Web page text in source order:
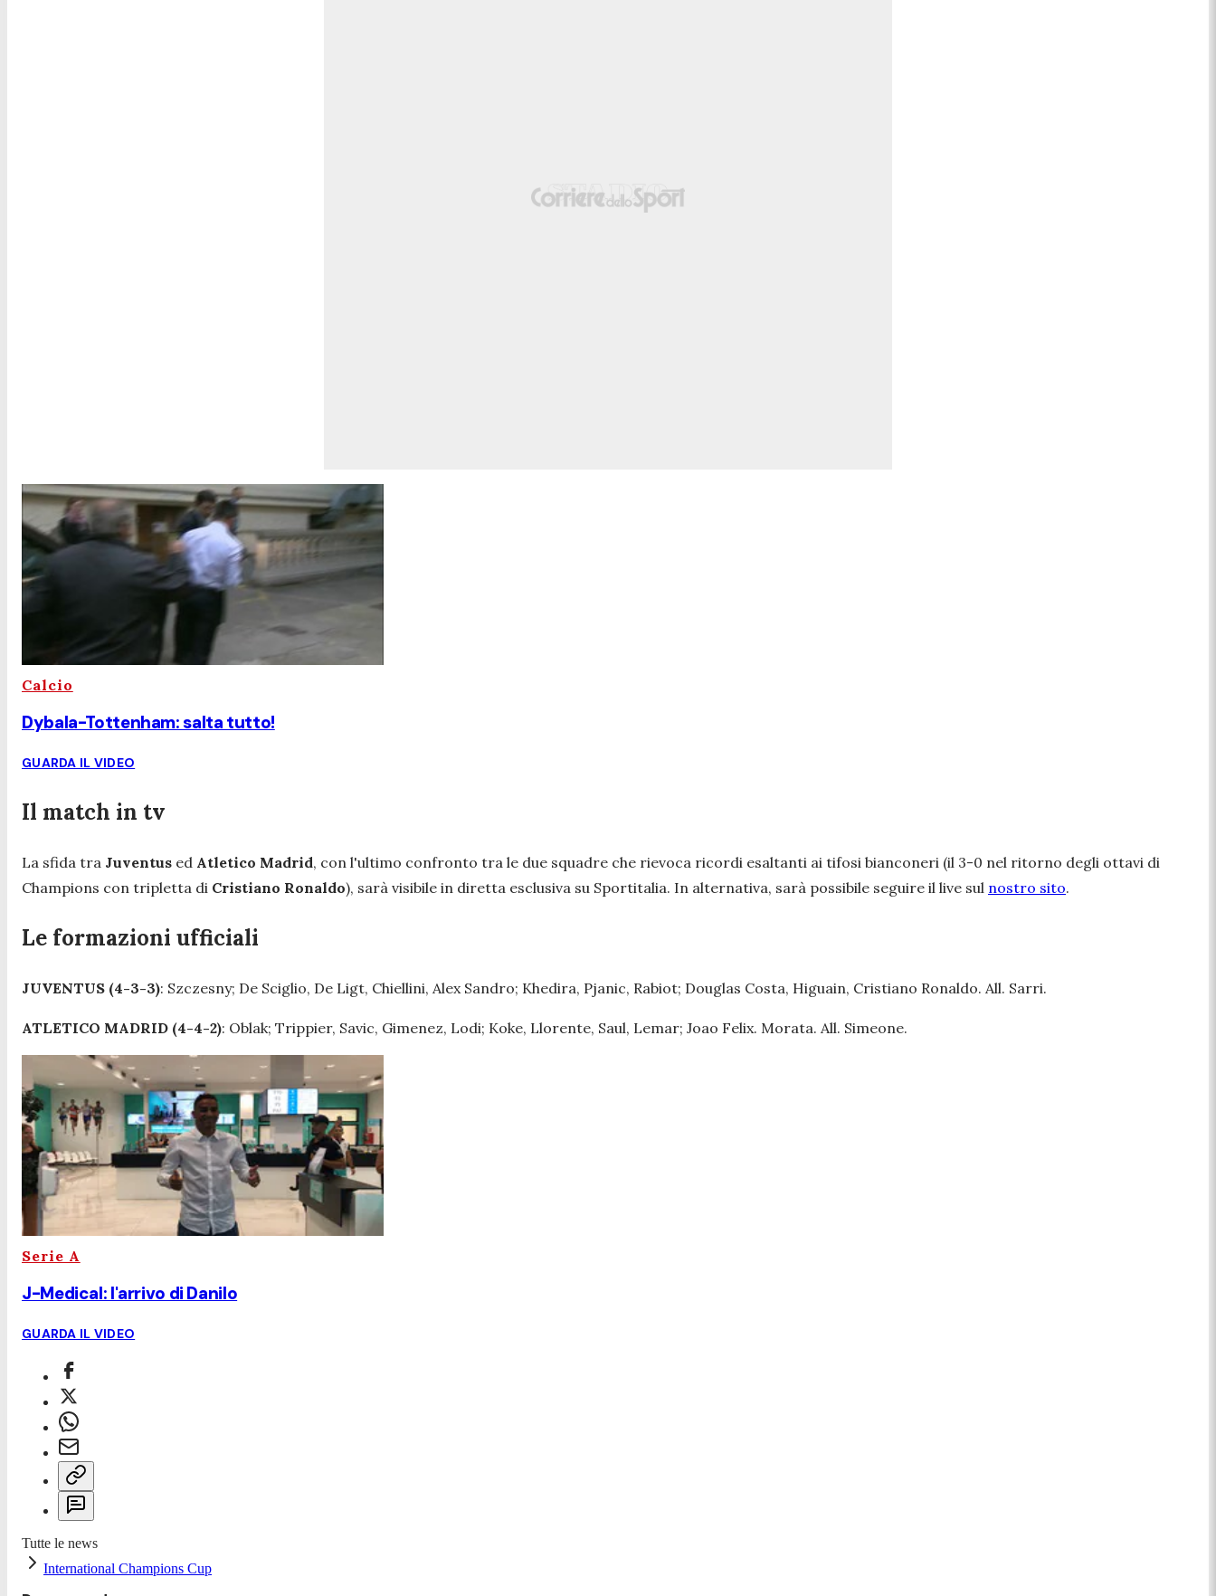
Calcio
Dybala-Tottenham: salta tutto!
GUARDA IL VIDEO
Il match in tv
La sfida tra Juventus ed Atletico Madrid, con l'ultimo confronto tra le due squadre che rievoca ricordi esaltanti ai tifosi bianconeri (il 3-0 nel ritorno degli ottavi di
Champions con tripletta di Cristiano Ronaldo), sarà visibile in diretta esclusiva su Sportitalia. In alternativa, sarà possibile seguire il live sul nostro sito.
Le formazioni ufficiali
JUVENTUS (4-3-3): Szczesny; De Sciglio, De Ligt, Chiellini, Alex Sandro; Khedira, Pjanic, Rabiot; Douglas Costa, Higuain, Cristiano Ronaldo. All. Sarri.
ATLETICO MADRID (4-4-2): Oblak; Trippier, Savic, Gimenez, Lodi; Koke, Llorente, Saul, Lemar; Joao Felix. Morata. All. Simeone.
Serie A
J-Medical: l'arrivo di Danilo
GUARDA IL VIDEO
Tutte le news
International Champions Cup